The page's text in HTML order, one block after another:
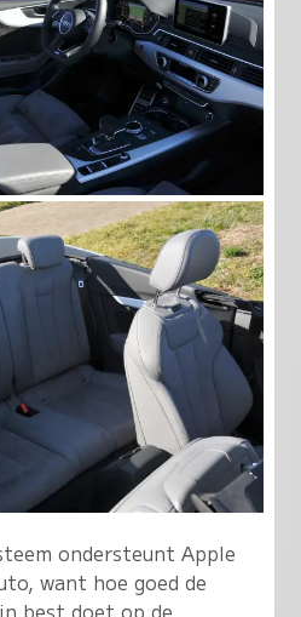
ondersteunt Apple
want hoe goed de
best doet op de